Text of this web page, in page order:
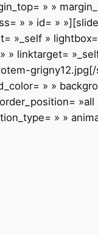
» »
» » id= »
»_self »
» linktarget=
» »
» »